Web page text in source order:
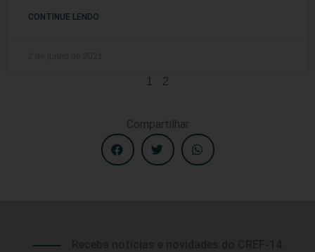
CONTINUE LENDO
1 2
Compartilhar